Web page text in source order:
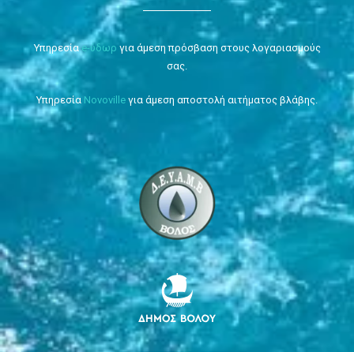
Υπηρεσίαe-ύδωρ για άμεση πρόσβαση στους λογαριασμούς
σας.
Υπηρεσία Novoville για άμεση αποστολή αιτήματος βλάβης.